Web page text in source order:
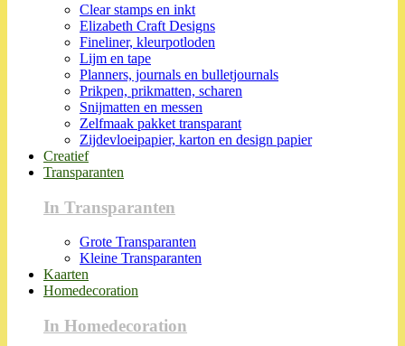
Clear stamps en inkt
Elizabeth Craft Designs
Fineliner, kleurpotloden
Lijm en tape
Planners, journals en bulletjournals
Prikpen, prikmatten, scharen
Snijmatten en messen
Zelfmaak pakket transparant
Zijdevloeipapier, karton en design papier
Creatief
Transparanten
In Transparanten
Grote Transparanten
Kleine Transparanten
Kaarten
Homedecoration
In Homedecoration